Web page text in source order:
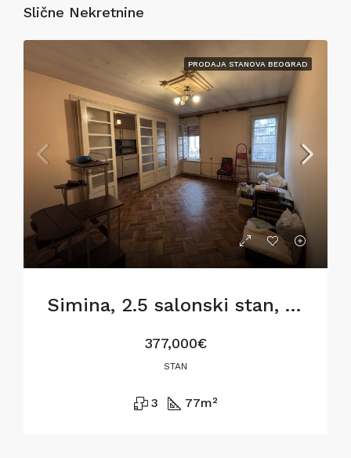
Slične Nekretnine
PRODAJA STANOVA BEOGRAD
Simina, 2.5 salonski stan, 77m2, za renoviranje
377,000€
STAN
3 77m²